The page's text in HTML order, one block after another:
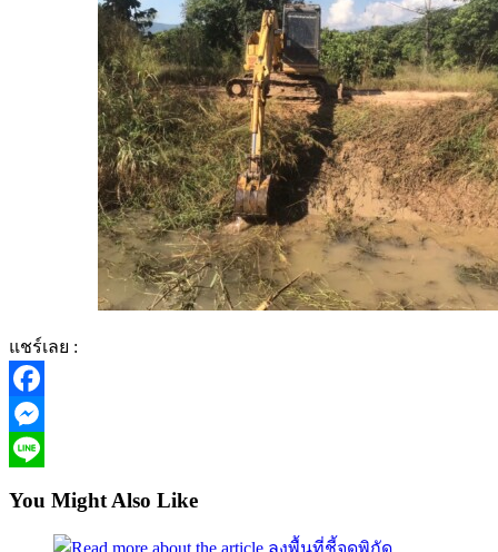
แชร์เลย :
Facebook
Messenger
You Might Also Like